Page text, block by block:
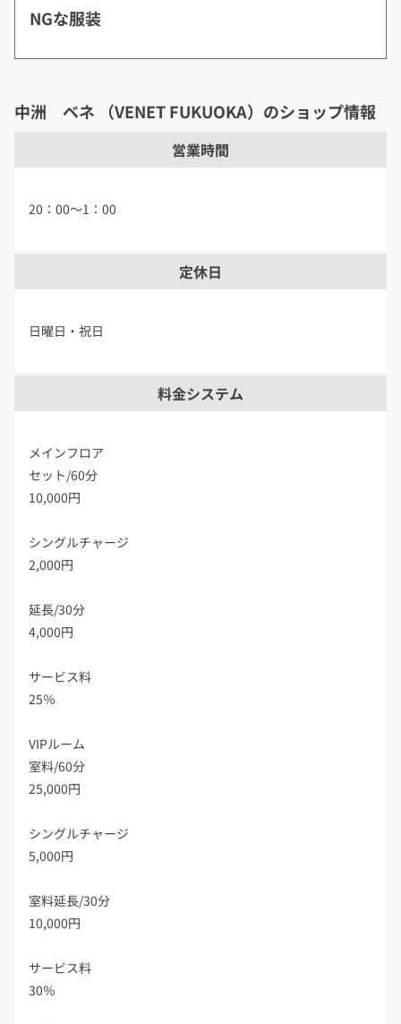
NGな服装
中洲 ベネ （VENET FUKUOKA）のショップ情報
営業時間
20：00～1：00
定休日
日曜日・祝日
料金システム
メインフロア
セット/60分
10,000円
シングルチャージ
2,000円
延長/30分
4,000円
サービス料
25％
VIPルーム
室料/60分
25,000円
シングルチャージ
5,000円
室料延長/30分
10,000円
サービス料
30％